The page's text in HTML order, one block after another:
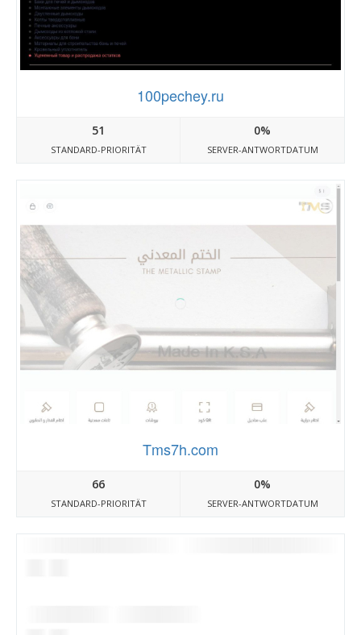
100pechey.ru
51
STANDARD-PRIORITÄT
0%
SERVER-ANTWORTDATUM
Tms7h.com
66
STANDARD-PRIORITÄT
0%
SERVER-ANTWORTDATUM